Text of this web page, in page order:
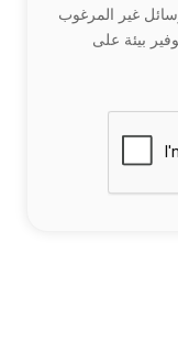
غير المرغوب
بيئة على